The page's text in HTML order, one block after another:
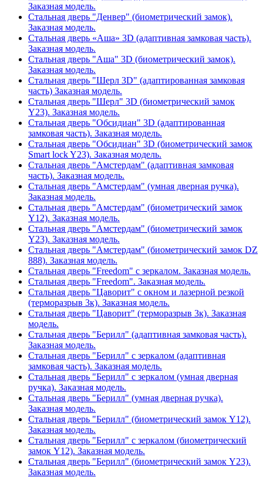
Заказная модель.
Стальная дверь "Денвер" (биометрический замок).
Заказная модель.
Стальная дверь «Аша» 3D (адаптивная замковая часть).
Заказная модель.
Стальная дверь "Аша" 3D (биометрический замок).
Заказная модель.
Стальная дверь "Шерл 3D" (адаптированная замковая
часть) Заказная модель.
Стальная дверь "Шерл" 3D (биометрический замок
Y23). Заказная модель.
Стальная дверь "Обсидиан" 3D (адаптированная
замковая часть). Заказная модель.
Стальная дверь "Обсидиан" 3D (биометрический замок
Smart lock Y23). Заказная модель.
Стальная дверь "Амстердам" (адаптивная замковая
часть). Заказная модель.
Стальная дверь "Амстердам" (умная дверная ручка).
Заказная модель.
Стальная дверь "Амстердам" (биометрический замок
Y12). Заказная модель.
Стальная дверь "Амстердам" (биометрический замок
Y23). Заказная модель.
Стальная дверь "Амстердам" (биометрический замок DZ
888). Заказная модель.
Стальная дверь "Freedom" с зеркалом. Заказная модель.
Стальная дверь "Freedom". Заказная модель.
Стальная дверь "Цаворит" с окном и лазерной резкой
(терморазрыв 3к). Заказная модель.
Стальная дверь "Цаворит" (терморазрыв 3к). Заказная
модель.
Стальная дверь "Берилл" (адаптивная замковая часть).
Заказная модель.
Стальная дверь "Берилл" с зеркалом (адаптивная
замковая часть). Заказная модель.
Стальная дверь "Берилл" с зеркалом (умная дверная
ручка). Заказная модель.
Стальная дверь "Берилл" (умная дверная ручка).
Заказная модель.
Стальная дверь "Берилл" (биометрический замок Y12).
Заказная модель.
Стальная дверь "Берилл" с зеркалом (биометрический
замок Y12). Заказная модель.
Стальная дверь "Берилл" (биометрический замок Y23).
Заказная модель.